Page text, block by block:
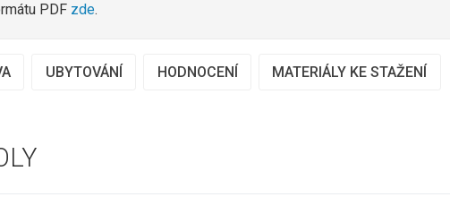
PDF zde.
UBYTOVÁNÍ HODNOCENÍ MATERIÁLY KE STAŽENÍ